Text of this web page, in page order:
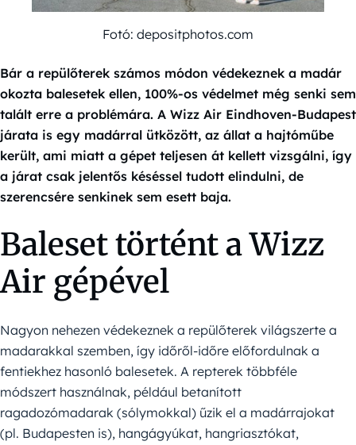
Fotó: depositphotos.com
Bár a repülőterek számos módon védekeznek a madár
okozta balesetek ellen, 100%-os védelmet még senki sem
talált erre a problémára. A Wizz Air Eindhoven-Budapest
járata is egy madárral ütközött, az állat a hajtóműbe
került, ami miatt a gépet teljesen át kellett vizsgálni, így
a járat csak jelentős késéssel tudott elindulni, de
szerencsére senkinek sem esett baja.
Baleset történt a Wizz
Air gépével
Nagyon nehezen védekeznek a repülőterek világszerte a
madarakkal szemben, így időről-időre előfordulnak a
fentiekhez hasonló balesetek. A repterek többféle
módszert használnak, például betanított
ragadozómadarak (sólymokkal) űzik el a madárrajokat
(pl. Budapesten is), hangágyúkat, hangriasztókat,